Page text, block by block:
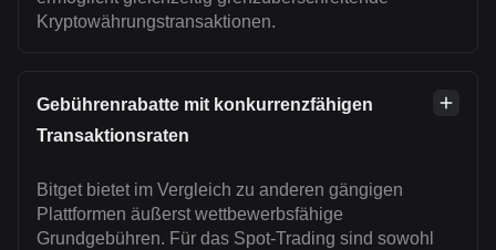
Kryptowährungstransaktionen.
Gebührenrabatte mit konkurrenzfähigen
Transaktionsraten
Bitget bietet im Vergleich zu anderen gängigen
Plattformen äußerst wettbewerbsfähige
Grundgebühren. Für das Spot-Trading sind sowohl